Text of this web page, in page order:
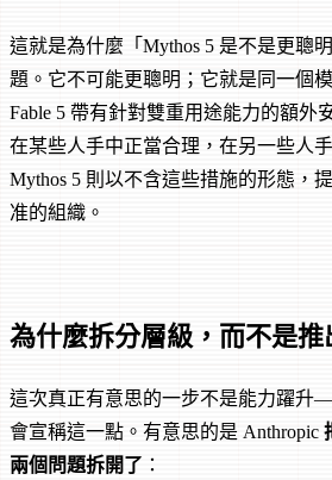
這就是為什麼「Mythos 5 是不是更聰
題。它不可能更聰明；它就是同一個
Fable 5 帶有針對雙重用途能力的額
在某些人手中正當合理，在另一些人
Mythos 5 則以不含這些措施的形態，
准的組織。
為什麼拆分層級，而不是推
這次真正有意思的一步不是能力躍
會宣稱這一點。有意思的是 Anthropic
兩個問題拆開了 ：